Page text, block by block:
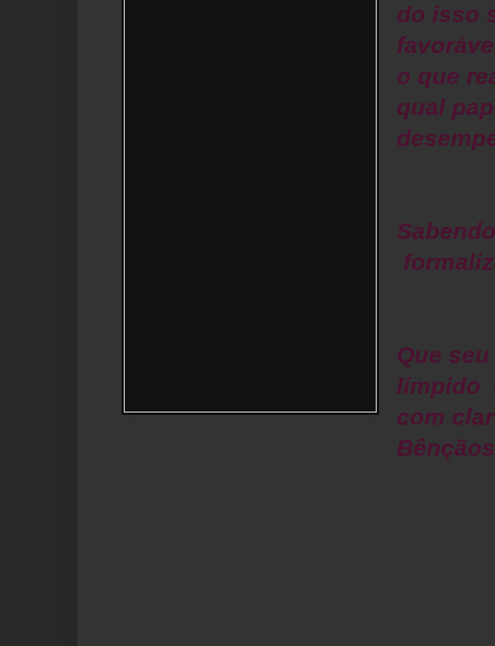
do isso
o que
qual
Que
límpido
com